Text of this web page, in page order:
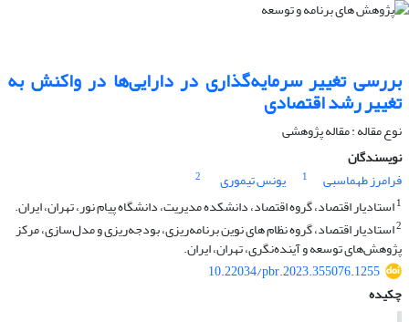
بررسی تغییر سرمایه‌گذاری در دارایی‌ها در واکنش به
تغییر رشد اقتصادی
نوع مقاله : مقاله پژوهشی
نویسندگان
فرامرز طهماسبی
1 یونس تیموری
2
1استادیار اقتصاد، گروه اقتصاد، دانشکده مدیریت، دانشگاه پیام نور، تهران، ایران.
2استادیار اقتصاد، گروه نظام های نوین برنامه‏‌ریزی، بودجه‏‌ریزی و مدل‏‌سازی، مرکز
پژوهش‏‌های توسعه و آینده‏‌نگری، تهران، ایران.
10.22034/pbr.2023.355076.1255
چکیده